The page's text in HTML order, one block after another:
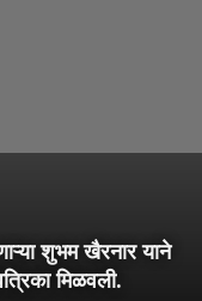
शुभम खैरनार याने
मिळवली.